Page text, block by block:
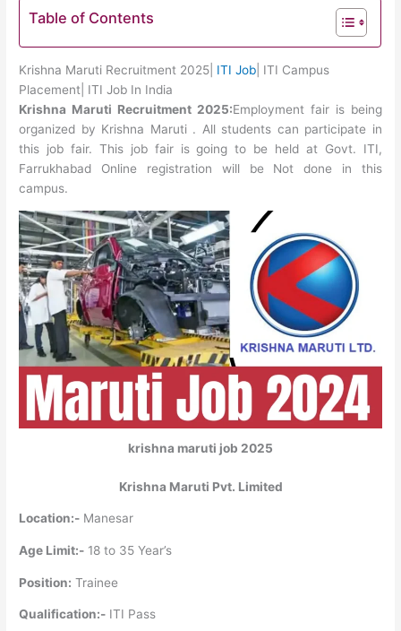
Table of Contents
Krishna Maruti Recruitment 2025| ITI Job | ITI Campus
Placement| ITI Job In India
Krishna Maruti Recruitment 2025:Employment fair is being
organized by Krishna Maruti . All students can participate in
this job fair. This job fair is going to be held at Govt. ITI,
Farrukhabad Online registration will be Not done in this
campus.
krishna maruti job 2025
Krishna Maruti Pvt. Limited
Location:- Manesar
Age Limit:- 18 to 35 Year’s
Position: Trainee
Qualification:- ITI Pass